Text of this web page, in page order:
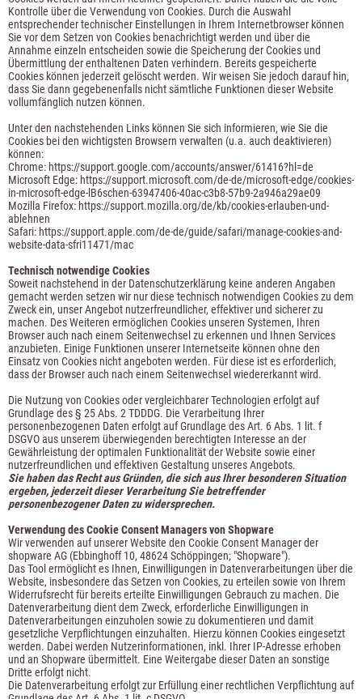
Kontrolle über die Verwendung von Cookies. Durch die Auswahl
entsprechender technischer Einstellungen in Ihrem Internetbrowser können
Sie vor dem Setzen von Cookies benachrichtigt werden und über die
Annahme einzeln entscheiden sowie die Speicherung der Cookies und
Übermittlung der enthaltenen Daten verhindern. Bereits gespeicherte
Cookies können jederzeit gelöscht werden. Wir weisen Sie jedoch darauf hin,
dass Sie dann gegebenenfalls nicht sämtliche Funktionen dieser Website
vollumfänglich nutzen können.
Unter den nachstehenden Links können Sie sich informieren, wie Sie die
Cookies bei den wichtigsten Browsern verwalten (u.a. auch deaktivieren)
können:
Chrome: https://support.google.com/accounts/answer/61416?hl=de
Microsoft Edge: https://support.microsoft.com/de-de/microsoft-edge/cookies-
in-microsoft-edge-lB6schen-63947406-40ac-c3b8-57b9-2a946a29ae09
Mozilla Firefox: https://support.mozilla.org/de/kb/cookies-erlauben-und-
ablehnen
Safari: https://support.apple.com/de-de/guide/safari/manage-cookies-and-
website-data-sfri11471/mac
Technisch notwendige Cookies
Soweit nachstehend in der Datenschutzerklärung keine anderen Angaben
gemacht werden setzen wir nur diese technisch notwendigen Cookies zu dem
Zweck ein, unser Angebot nutzerfreundlicher, effektiver und sicherer zu
machen. Des Weiteren ermöglichen Cookies unseren Systemen, Ihren
Browser auch nach einem Seitenwechsel zu erkennen und Ihnen Services
anzubieten. Einige Funktionen unserer Internetseite können ohne den
Einsatz von Cookies nicht angeboten werden. Für diese ist es erforderlich,
dass der Browser auch nach einem Seitenwechsel wiedererkannt wird.
Die Nutzung von Cookies oder vergleichbarer Technologien erfolgt auf
Grundlage des § 25 Abs. 2 TDDDG. Die Verarbeitung Ihrer
personenbezogenen Daten erfolgt auf Grundlage des Art. 6 Abs. 1 lit. f
DSGVO aus unserem überwiegenden berechtigten Interesse an der
Gewährleistung der optimalen Funktionalität der Website sowie einer
nutzerfreundlichen und effektiven Gestaltung unseres Angebots.
Sie haben das Recht aus Gründen, die sich aus Ihrer besonderen Situation
ergeben, jederzeit dieser Verarbeitung Sie betreffender
personenbezogener Daten zu widersprechen.
Verwendung des Cookie Consent Managers von Shopware
Wir verwenden auf unserer Website den Cookie Consent Manager der
shopware AG (Ebbinghoff 10, 48624 Schöppingen; "Shopware").
Das Tool ermöglicht es Ihnen, Einwilligungen in Datenverarbeitungen über die
Website, insbesondere das Setzen von Cookies, zu erteilen sowie von Ihrem
Widerrufsrecht für bereits erteilte Einwilligungen Gebrauch zu machen. Die
Datenverarbeitung dient dem Zweck, erforderliche Einwilligungen in
Datenverarbeitungen einzuholen sowie zu dokumentieren und damit
gesetzliche Verpflichtungen einzuhalten. Hierzu können Cookies eingesetzt
werden. Dabei werden Nutzerinformationen, inkl. Ihrer IP-Adresse erhoben
und an Shopware übermittelt. Eine Weitergabe dieser Daten an sonstige
Dritte erfolgt nicht.
Die Datenverarbeitung erfolgt zur Erfüllung einer rechtlichen Verpflichtung auf